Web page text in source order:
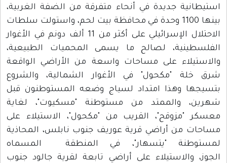
استيطانية جديدة في أنحاء متفرقة من الضفة الغربية،
بينها 1100 وحدة في محافظة بيت لحم، واستولت سلطات
الاحتلال الإسرائيلي على أكثر من 11 ألف دونم في الأغوار
الفلسطينية، لصالح ما يسمى المحميات الطبيعية،
والاستيلاء على مساحات واسعة من الأراضي الواقعة
شرق خلة "مكحول" في الأغوار الشمالية، والشروع
بتسيجها وهذا امتداد لسياج وضعه المستوطنون قبل
شهرين، والممتد من مستوطنة "مسكيوت"، لغاية
معسكر "مزوقح"، القريب من "مكحول"، الاستيلاء على
مساحات من أراضي قرية عوريف جنوب نابلس، المحاذية
لمستوطنة "يتسهار"، في المنطقة المسماه
الجوز، والاستيلاء على أراضي تابعة لقرية جالود جنوب